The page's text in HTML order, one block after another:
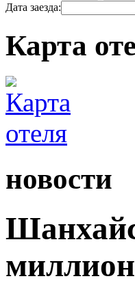
Дата заезда:
Карта
новости